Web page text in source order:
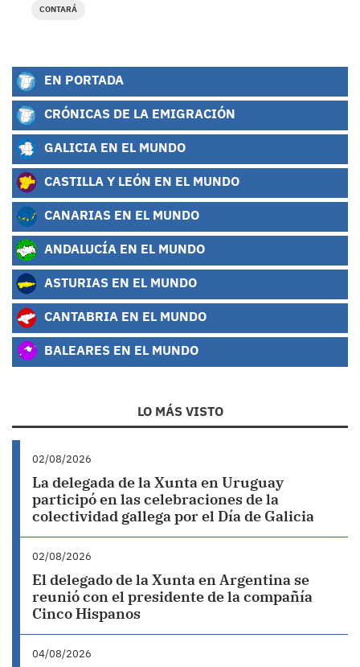
CONTARÁ
EN PORTADA
CRÓNICAS DE LA EMIGRACIÓN
GALICIA EN EL MUNDO
CASTILLA Y LEÓN EN EL MUNDO
CANARIAS EN EL MUNDO
ANDALUCÍA EN EL MUNDO
ASTURIAS EN EL MUNDO
CANTABRIA EN EL MUNDO
BALEARES EN EL MUNDO
LO MÁS VISTO
02/08/2026
La delegada de la Xunta en Uruguay
participó en las celebraciones de la
colectividad gallega por el Día de Galicia
02/08/2026
El delegado de la Xunta en Argentina se
reunió con el presidente de la compañía
Cinco Hispanos
04/08/2026